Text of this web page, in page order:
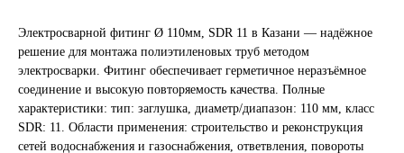
Электросварной фитинг Ø 110мм, SDR 11 в Казани — надёжное
решение для монтажа полиэтиленовых труб методом
электросварки. Фитинг обеспечивает герметичное неразъёмное
соединение и высокую повторяемость качества. Полные
характеристики: тип: заглушка, диаметр/диапазон: 110 мм, класс
SDR: 11. Области применения: строительство и реконструкция
сетей водоснабжения и газоснабжения, ответвления, повороты